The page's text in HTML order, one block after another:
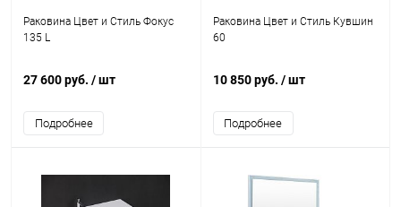
Раковина Цвет и Стиль Фокус
135 L
27 600 руб. / шт
Подробнее
Раковина Цвет и Стиль Кувшин
60
10 850 руб. / шт
Подробнее